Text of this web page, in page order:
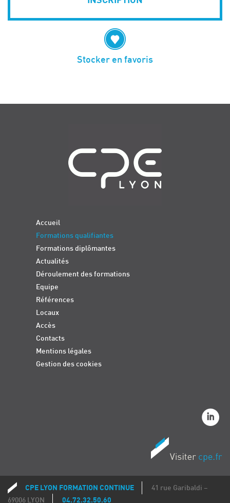
Stocker en favoris
Accueil
Formations qualifiantes
Formations diplômantes
Actualités
Déroulement des formations
Equipe
Références
Locaux
Accès
Contacts
Mentions légales
Gestion des cookies
Coordonnées
CPE LYON FORMATION CONTINUE
41 rue Garibaldi –
69006 LYON
04.72.32.50.60